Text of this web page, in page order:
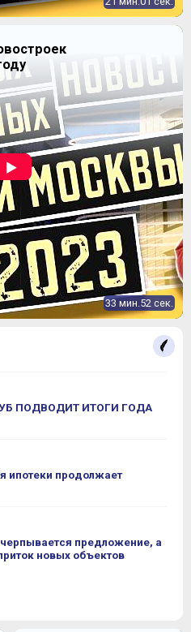
33 мин.52 сек.
ПОДВОДИТ ИТОГИ ГОДА
ипотеки продолжает
предложение, а
новых объектов